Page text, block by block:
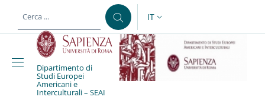
al contenuto principale
SELETTORE LINGUA:
IT
Dipartimento di
Studi Europei
Americani e
Interculturali – SEAI
Dipartimento di Studi